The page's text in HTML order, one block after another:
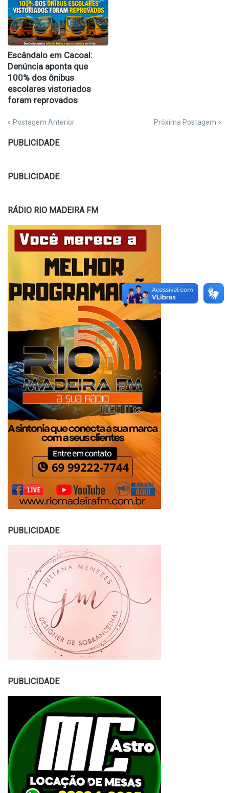
Escândalo em Cacoal:
Denúncia aponta que
100% dos ônibus
escolares vistoriados
foram reprovados
Postagem Anterior Próxima Postagem
PUBLICIDADE
PUBLICIDADE
RÁDIO RIO MADEIRA FM
PUBLICIDADE
PUBLICIDADE